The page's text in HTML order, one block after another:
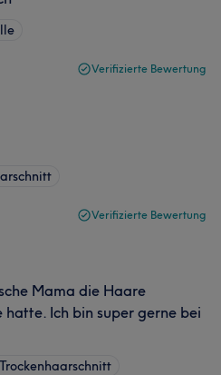
Verifizierte Bewertung
Verifizierte Bewertung
Mama die Haare
hatte. Ich bin super gerne bei